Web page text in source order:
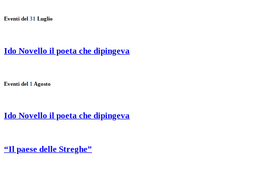
Eventi del 31 Luglio
Ido Novello il poeta che dipingeva
Eventi del 1 Agosto
Ido Novello il poeta che dipingeva
“Il paese delle Streghe”